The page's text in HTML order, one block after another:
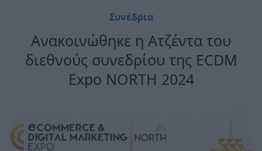
Συνέδρια
Ανακοινώθηκε η Ατζέντα του
διεθνούς συνεδρίου της ECDM
Expo NORTH 2024